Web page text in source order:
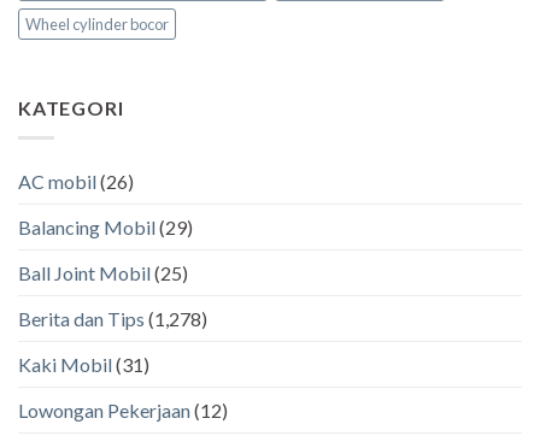
Wheel cylinder bocor
KATEGORI
AC mobil(26)
Balancing Mobil(29)
Ball Joint Mobil(25)
Berita dan Tips (1,278)
Kaki Mobil(31)
Lowongan Pekerjaan(12)